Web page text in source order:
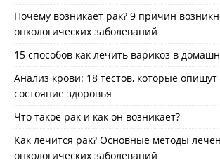
Почему возникает рак? 9 причин
онкологических заболеваний
15 способов как лечить варикоз в
Анализ крови: 18 тестов, которые
состояние здоровья
Что такое рак и как он возникает?
Как лечится рак? Основные методы
онкологических заболеваний